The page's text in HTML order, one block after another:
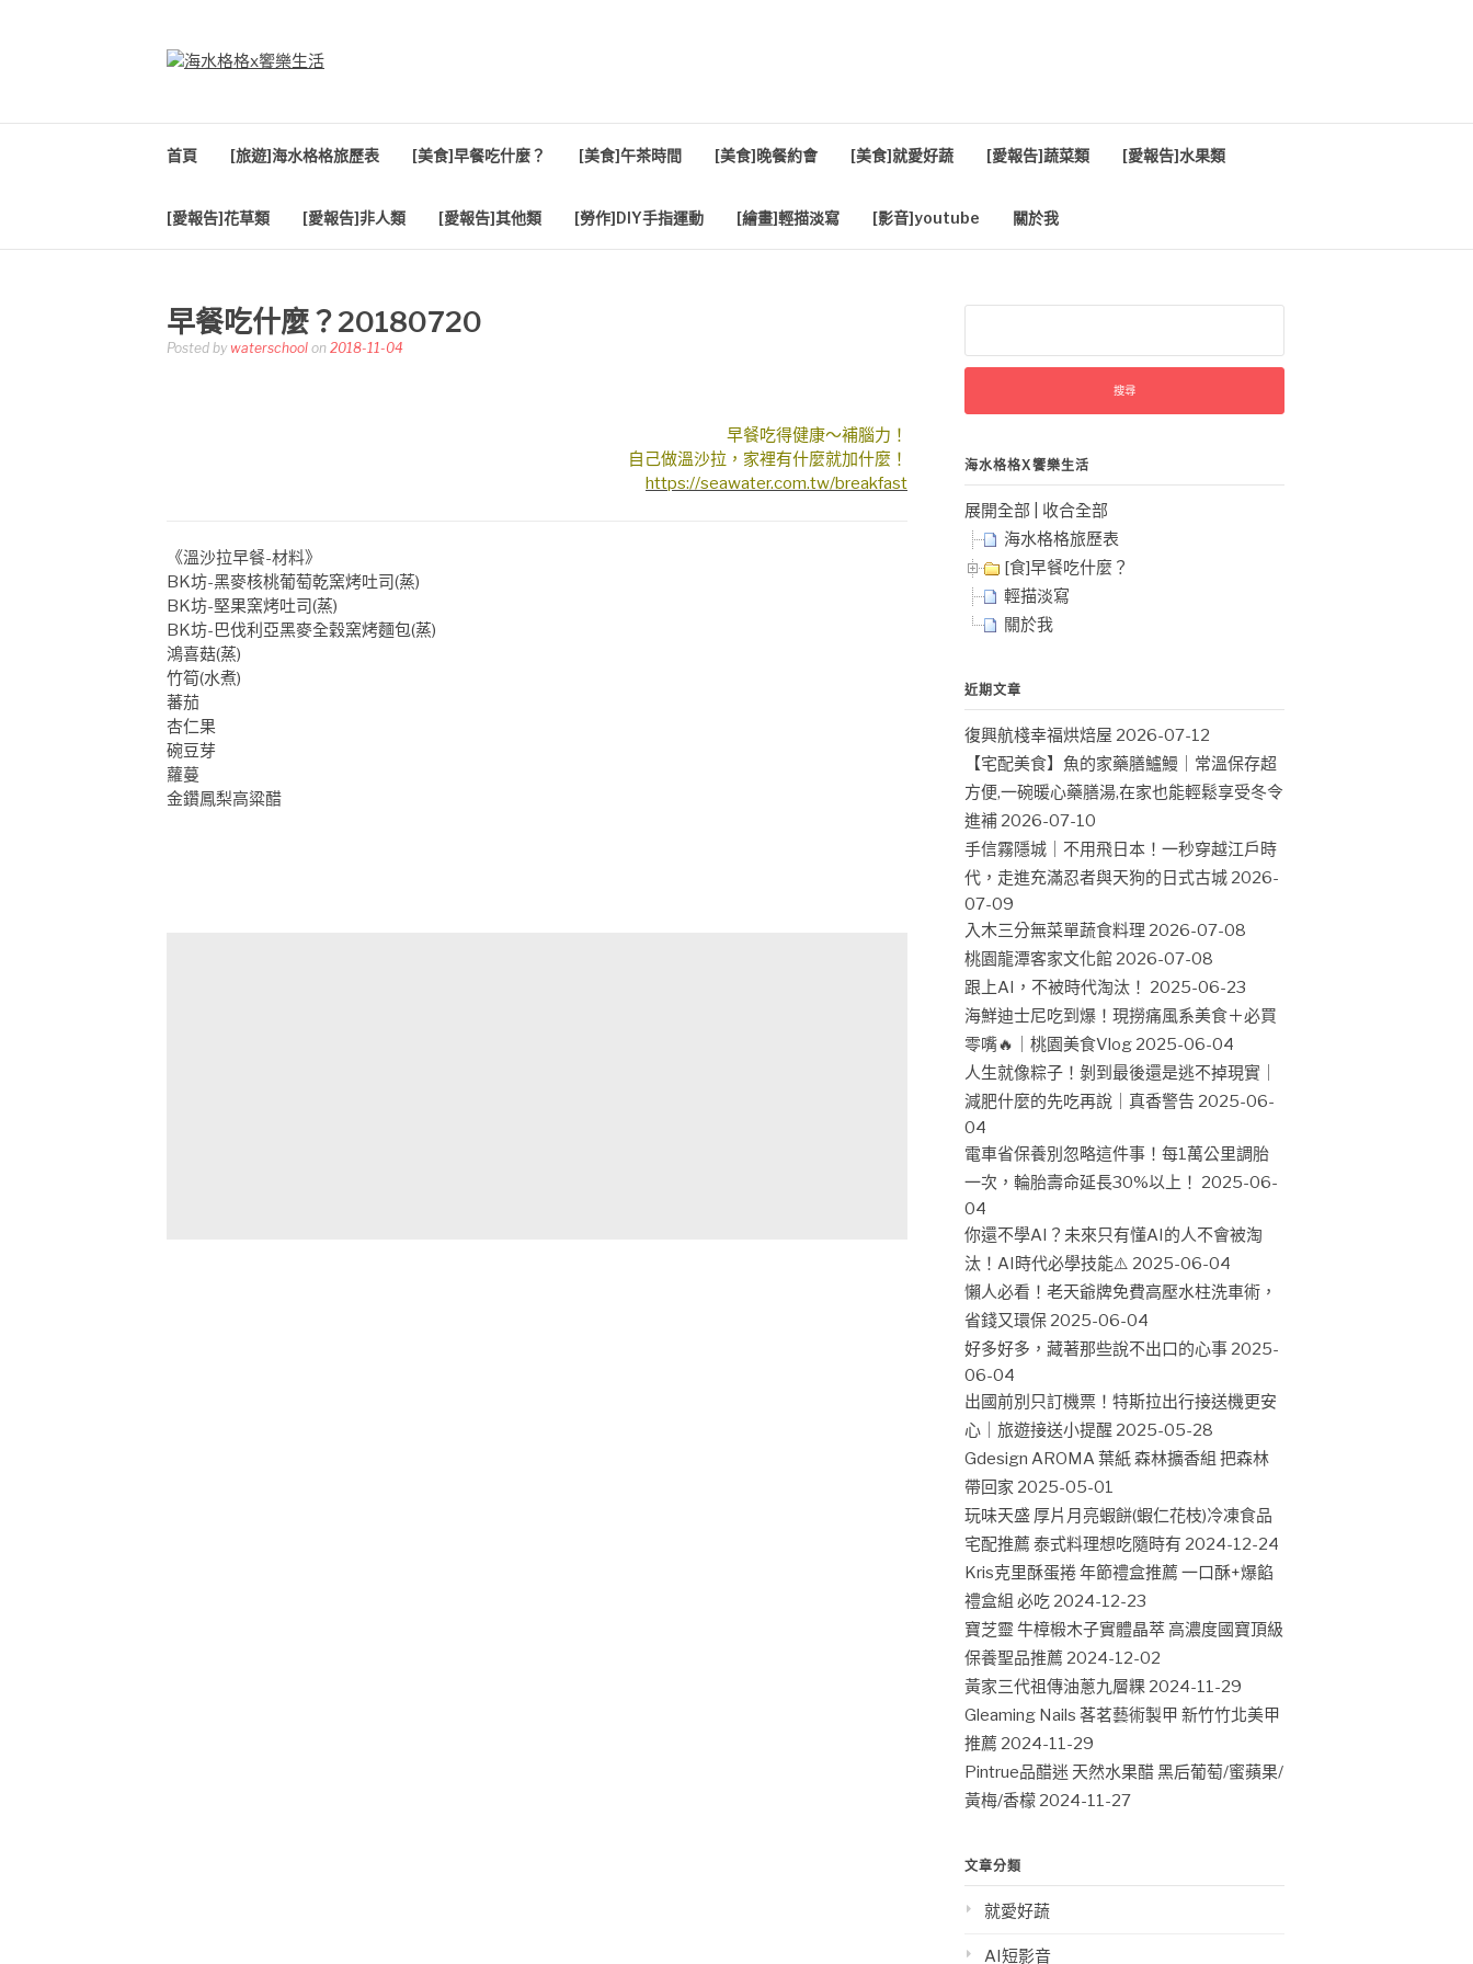
首頁 [旅遊]海水格格旅歷表 [美食]早餐吃什麼？ [美食]午茶時間 [美食]晚餐約會 [美食]就愛好蔬 [愛報告]蔬菜類 [愛報告]水果類
[愛報告]花草類 [愛報告]非人類 [愛報告]其他類 [勞作]DIY手指運動 [繪畫]輕描淡寫 [影音]youtube 關於我
早餐吃什麼？20180720
Posted by waterschool on 2018-11-04
早餐吃得健康～補腦力！
自己做溫沙拉，家裡有什麼就加什麼！
https://seawater.com.tw/breakfast
《溫沙拉早餐-材料》
BK坊-黑麥核桃葡萄乾窯烤吐司(蒸)
BK坊-堅果窯烤吐司(蒸)
BK坊-巴伐利亞黑麥全穀窯烤麵包(蒸)
鴻喜菇(蒸)
竹筍(水煮)
蕃茄
杏仁果
碗豆芽
蘿蔓
金鑽鳳梨高粱醋
關
字:
海水格格X饗樂生活
展開全部
收合全部
海水格格旅歷表
[食]早餐吃什麼？
輕描淡寫
關於我
近期文章
復興航棧幸福烘焙屋 2026-07-12
【宅配美食】魚的家藥膳鱸鰻｜常溫保存超
方便,一碗暖心藥膳湯,在家也能輕鬆享受冬令
進補 2026-07-10
手信霧隱城｜不用飛日本！一秒穿越江戶時
代，走進充滿忍者與天狗的日式古城 2026-
07-09
入木三分無菜單蔬食料理 2026-07-08
桃園龍潭客家文化館 2026-07-08
跟上AI，不被時代淘汰！ 2025-06-23
海鮮迪士尼吃到爆！現撈痛風系美食＋必買
零嘴🔥｜桃園美食Vlog 2025-06-04
人生就像粽子！剝到最後還是逃不掉現實｜
減肥什麼的先吃再說｜真香警告 2025-06-
04
電車省保養別忽略這件事！每1萬公里調胎
一次，輪胎壽命延長30%以上！ 2025-06-
04
你還不學AI？未來只有懂AI的人不會被淘
汰！AI時代必學技能⚠️ 2025-06-04
懶人必看！老天爺牌免費高壓水柱洗車術，
省錢又環保 2025-06-04
好多好多，藏著那些說不出口的心事 2025-
06-04
出國前別只訂機票！特斯拉出行接送機更安
心｜旅遊接送小提醒 2025-05-28
Gdesign AROMA 葉紙 森林擴香組 把森林
帶回家 2025-05-01
玩味天盛 厚片月亮蝦餅(蝦仁花枝)冷凍食品
宅配推薦 泰式料理想吃隨時有 2024-12-24
Kris克里酥蛋捲 年節禮盒推薦 一口酥+爆餡
禮盒組 必吃 2024-12-23
寶芝靈 牛樟椴木子實體晶萃 高濃度國寶頂級
保養聖品推薦 2024-12-02
黃家三代祖傳油蔥九層粿 2024-11-29
Gleaming Nails 茖茗藝術製甲 新竹竹北美甲
推薦 2024-11-29
Pintrue品醋迷 天然水果醋 黑后葡萄/蜜蘋果/
黃梅/香檬 2024-11-27
文章分類
就愛好蔬
AI短影音